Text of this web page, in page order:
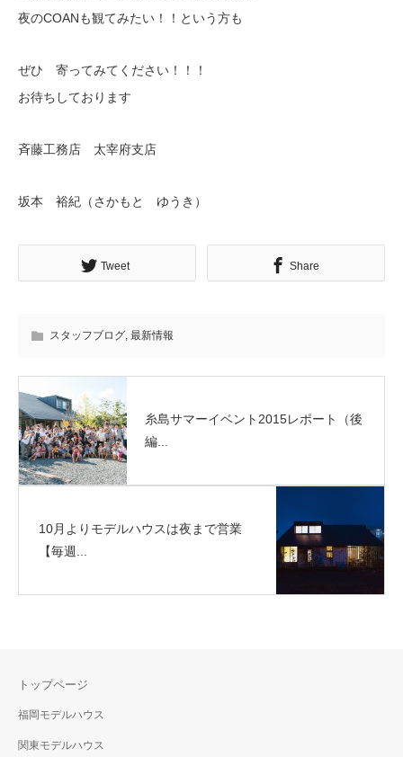
夜のCOANも観てみたい！！という方も
ぜひ 寄ってみてください！！！
お待ちしております
斉藤工務店 太宰府支店
坂本 裕紀（さかもと ゆうき）
Tweet Share
スタッフブログ, 最新情報
糸島サマーイベント2015レポート（後
編...
10月よりモデルハウスは夜まで営業
【毎週...
トップページ
福岡モデルハウス
関東モデルハウス